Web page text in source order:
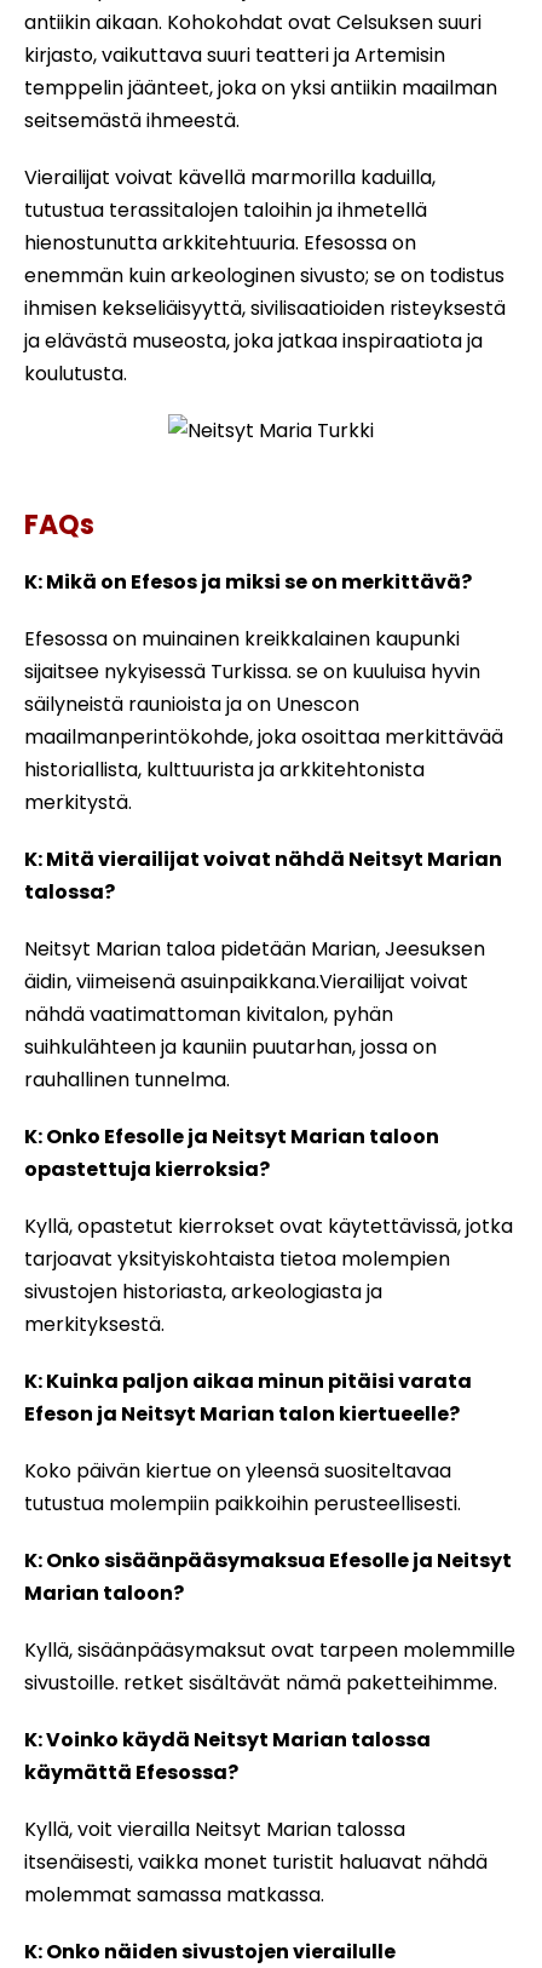
antiikin aikaan. Kohokohdat ovat Celsuksen suuri
kirjasto, vaikuttava suuri teatteri ja Artemisin
temppelin jäänteet, joka on yksi antiikin maailman
seitsemästä ihmeestä.
Vierailijat voivat kävellä marmorilla kaduilla,
tutustua terassitalojen taloihin ja ihmetellä
hienostunutta arkkitehtuuria. Efesossa on
enemmän kuin arkeologinen sivusto; se on todistus
ihmisen kekseliäisyyttä, sivilisaatioiden risteyksestä
ja elävästä museosta, joka jatkaa inspiraatiota ja
koulutusta.
FAQs
K: Mikä on Efesos ja miksi se on merkittävä?
Efesossa on muinainen kreikkalainen kaupunki
sijaitsee nykyisessä Turkissa. se on kuuluisa hyvin
säilyneistä raunioista ja on Unescon
maailmanperintökohde, joka osoittaa merkittävää
historiallista, kulttuurista ja arkkitehtonista
merkitystä.
K: Mitä vierailijat voivat nähdä Neitsyt Marian
talossa?
Neitsyt Marian taloa pidetään Marian, Jeesuksen
äidin, viimeisenä asuinpaikkana.Vierailijat voivat
nähdä vaatimattoman kivitalon, pyhän
suihkulähteen ja kauniin puutarhan, jossa on
rauhallinen tunnelma.
K: Onko Efesolle ja Neitsyt Marian taloon
opastettuja kierroksia?
Kyllä, opastetut kierrokset ovat käytettävissä, jotka
tarjoavat yksityiskohtaista tietoa molempien
sivustojen historiasta, arkeologiasta ja
merkityksestä.
K: Kuinka paljon aikaa minun pitäisi varata
Efeson ja Neitsyt Marian talon kiertueelle?
Koko päivän kiertue on yleensä suositeltavaa
tutustua molempiin paikkoihin perusteellisesti.
K: Onko sisäänpääsymaksua Efesolle ja Neitsyt
Marian taloon?
Kyllä, sisäänpääsymaksut ovat tarpeen molemmille
sivustoille. retket sisältävät nämä paketteihimme.
K: Voinko käydä Neitsyt Marian talossa
käymättä Efesossa?
Kyllä, voit vierailla Neitsyt Marian talossa
itsenäisesti, vaikka monet turistit haluavat nähdä
molemmat samassa matkassa.
K: Onko näiden sivustojen vierailulle